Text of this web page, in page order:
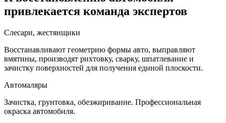
привлекается команда экспертов
Слесари, жестянщики
Восстанавливают геометрию формы авто, выправляют
вмятины, производят рихтовку, сварку, шпатлевание и
зачистку поверхностей для получения единой плоскости.
Автомаляры
Зачистка, грунтовка, обезжиривание. Профессиональная
окраска автомобиля.